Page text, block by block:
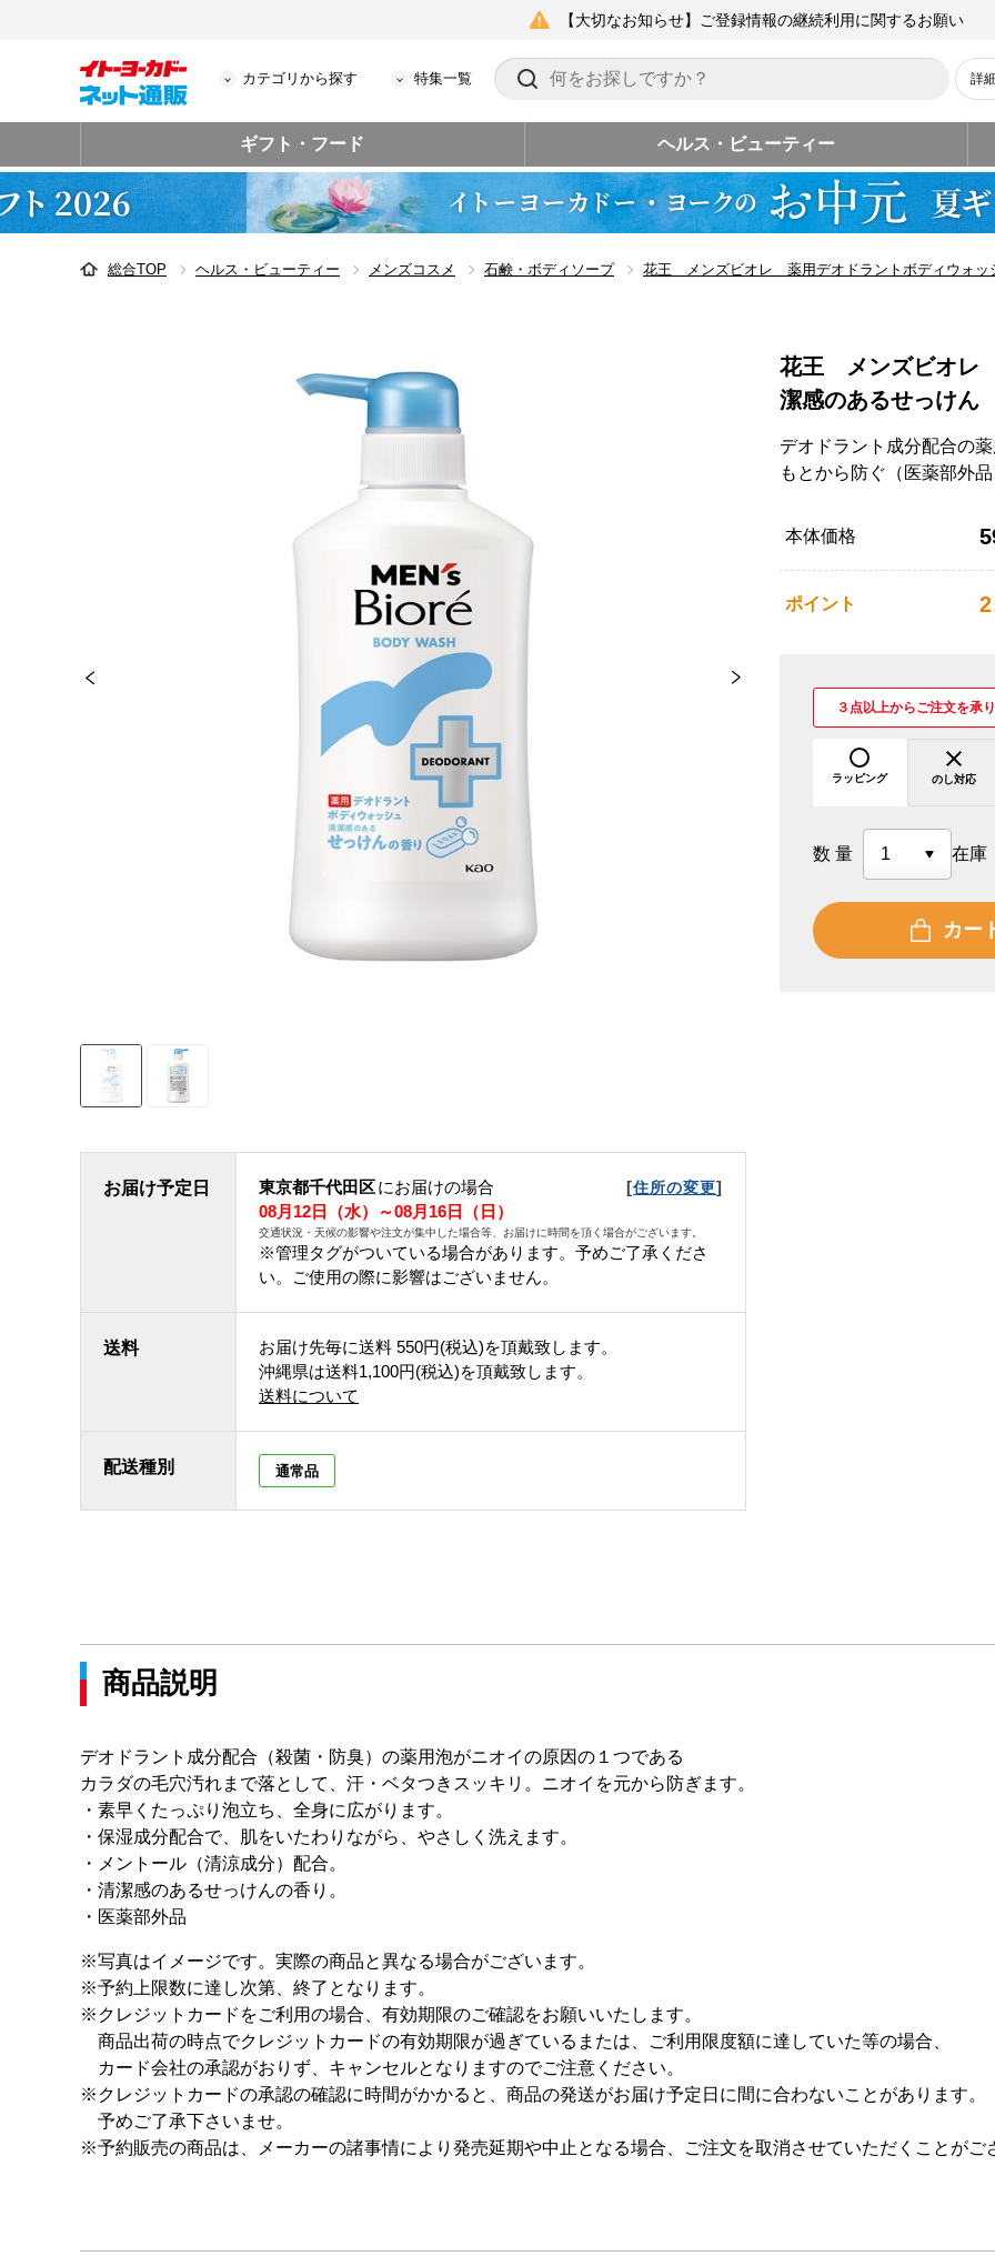
【大切なお知らせ】ご登録情報の継続利用に関するお願い
カテゴリから探す 特集一覧 詳
ギフト・フード ヘルス・ビューティー
総合TOP ヘルス・ビューティー メンズコスメ 石鹸・ボディソープ 花王 メンズビオレ 薬用デオドラントボディウォ
お届け予定日 東京都千代田区にお届けの場合 [住所の変更]
08月12日（水）～08月16日（日）
交通状況・天候の影響や注文が集中した場合等、お届けに時間を頂く場合がございます。
※管理タグがついている場合があります。予めご了承くださ
い。ご使用の際に影響はございません。
送料 お届け先毎に送料 550円(税込)を頂戴致します。
沖縄県は送料1,100円(税込)を頂戴致します。
送料について
配送種別 通常品
花王 メンズビオレ
潔感のあるせっけ
デオドラント成分配合の
もとから防ぐ（医薬部外品
本体価格
ポイント 2
３点以上からご注文を承り
ラッピング のし対応
数量 在庫
カー
商品説明
デオドラント成分配合（殺菌・防臭）の薬用泡がニオイの原因の１つである
カラダの毛穴汚れまで落として、汗・ベタつきスッキリ。ニオイを元から防ぎます。
・素早くたっぷり泡立ち、全身に広がります。
・保湿成分配合で、肌をいたわりながら、やさしく洗えます。
・メントール（清涼成分）配合。
・清潔感のあるせっけんの香り。
・医薬部外品
※写真はイメージです。実際の商品と異なる場合がございます。
※予約上限数に達し次第、終了となります。
※クレジットカードをご利用の場合、有効期限のご確認をお願いいたします。
商品出荷の時点でクレジットカードの有効期限が過ぎているまたは、ご利用限度額に達していた等の場合、
カード会社の承認がおりず、キャンセルとなりますのでご注意ください。
※クレジットカードの承認の確認に時間がかかると、商品の発送がお届け予定日に間に合わないことがあります。
予めご了承下さいませ。
※予約販売の商品は、メーカーの諸事情により発売延期や中止となる場合、ご注文を取消させていただくことがご